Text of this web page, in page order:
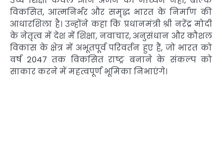
विकसित, आत्मनिर्भर और समृद्ध भारत के निर्माण की
आधारशिला है। उन्होंने कहा कि प्रधानमंत्री श्री नरेंद्र मोदी
के नेतृत्व में देश में शिक्षा, नवाचार, अनुसंधान और कौशल
विकास के क्षेत्र में अभूतपूर्व परिवर्तन हुए हैं, जो भारत को
वर्ष 2047 तक विकसित राष्ट्र बनाने के संकल्प को
साकार करने में महत्वपूर्ण भूमिका निभाएंगे।